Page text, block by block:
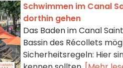
Schwimmen im Canal
dorthin gehen
Das Baden im Canal
Bassin des Récollets
Sicherheitsregeln: Hier